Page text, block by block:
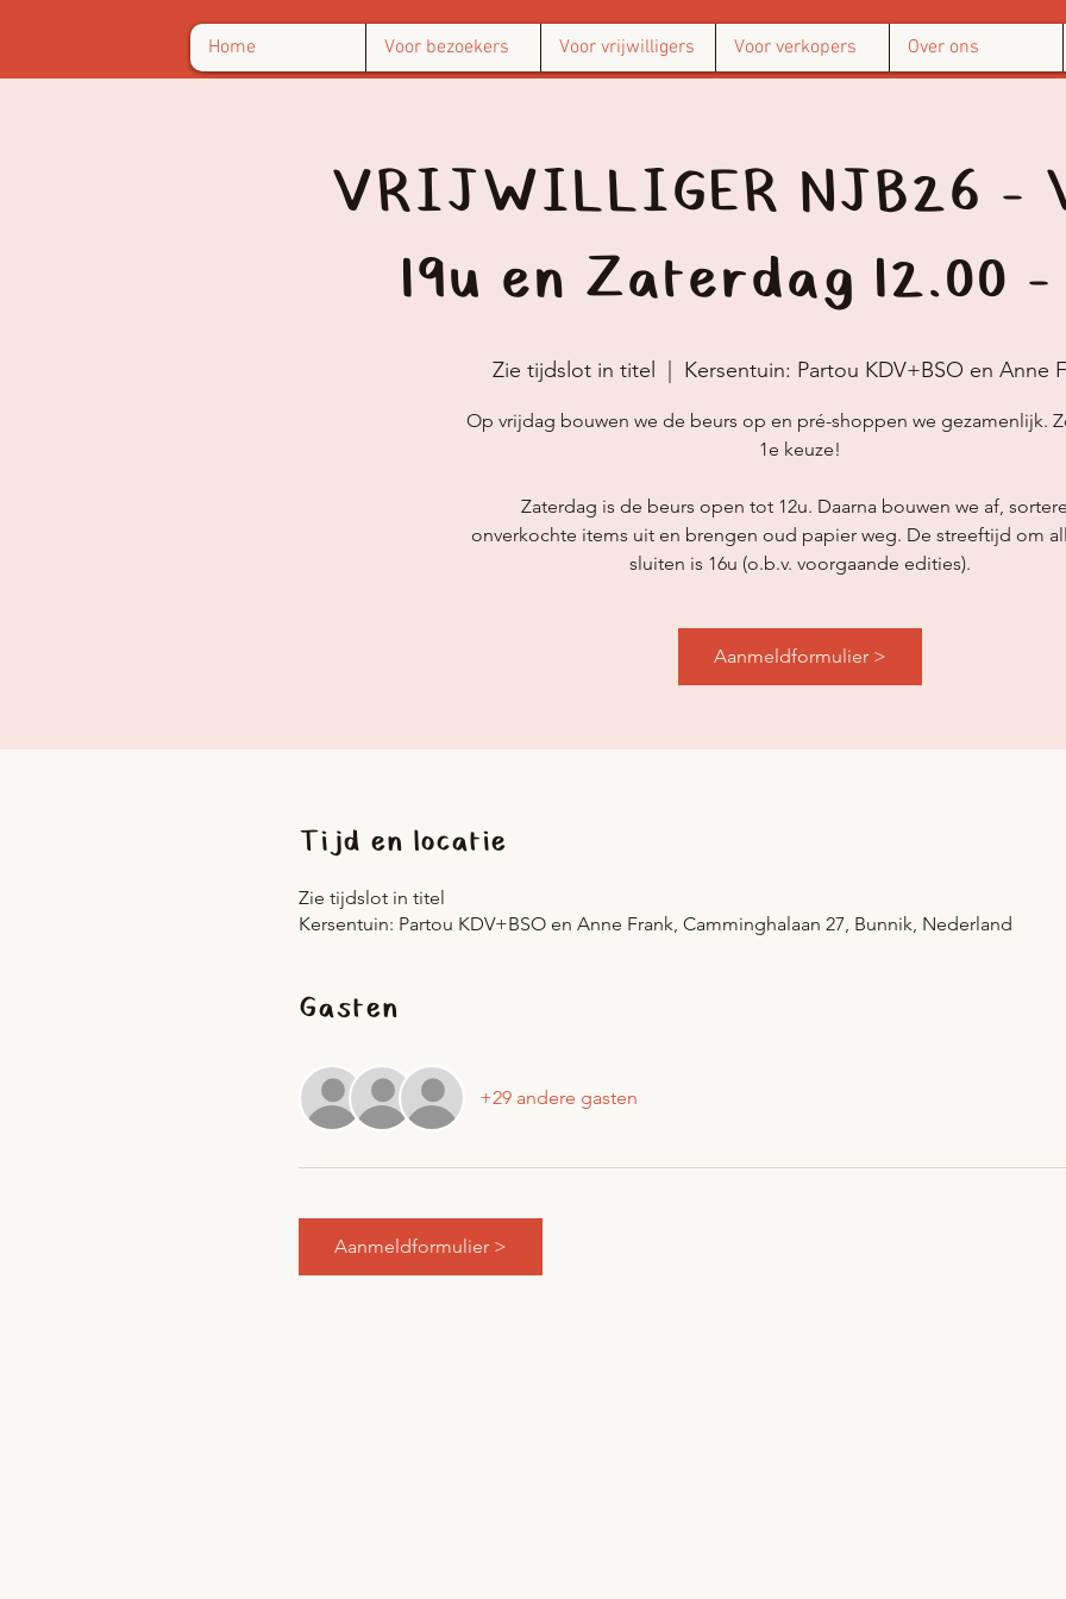
Home Voor bezoekers Voor vrijwilligers Voor verkopers Over ons
VRIJWILLIGER NJB26 -
19u en Zaterdag 12.00 -
Zie tijdslot in titel Kersentuin: Partou KDV+BSO en Anne
Op vrijdag bouwen we de beurs op en pré-shoppen we gezamenlijk.
1e keuze!
Zaterdag is de beurs open tot 12u. Daarna bouwen we af,
onverkochte items uit en brengen oud papier weg. De streeftijd om
sluiten is 16u (o.b.v. voorgaande edities).
Aanmeldformulier >
Tijd en locatie
Zie tijdslot in titel
Kersentuin: Partou KDV+BSO en Anne Frank, Camminghalaan 27, Bunnik, Nederland
Gasten
+29 andere gasten
Aanmeldformulier >